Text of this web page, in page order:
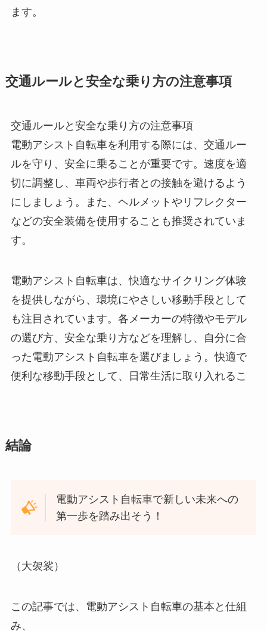
ます。
交通ルールと安全な乗り方の注意事項
交通ルールと安全な乗り方の注意事項
電動アシスト自転車を利用する際には、交通ルー
ルを守り、安全に乗ることが重要です。速度を適
切に調整し、車両や歩行者との接触を避けるよう
にしましょう。また、ヘルメットやリフレクター
などの安全装備を使用することも推奨されていま
す。
電動アシスト自転車は、快適なサイクリング体験
を提供しながら、環境にやさしい移動手段として
も注目されています。各メーカーの特徴やモデル
の選び方、安全な乗り方などを理解し、自分に合
った電動アシスト自転車を選びましょう。快適で
便利な移動手段として、日常生活に取り入れるこ
結論
電動アシスト自転車で新しい未来への
第一歩を踏み出そう！
（大袈裟）
この記事では、電動アシスト自転車の基本と仕組
み、